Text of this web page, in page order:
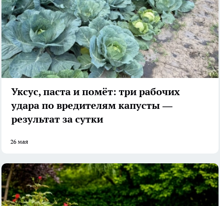
Уксус, паста и помёт: три рабочих
удара по вредителям капусты —
результат за сутки
26 мая